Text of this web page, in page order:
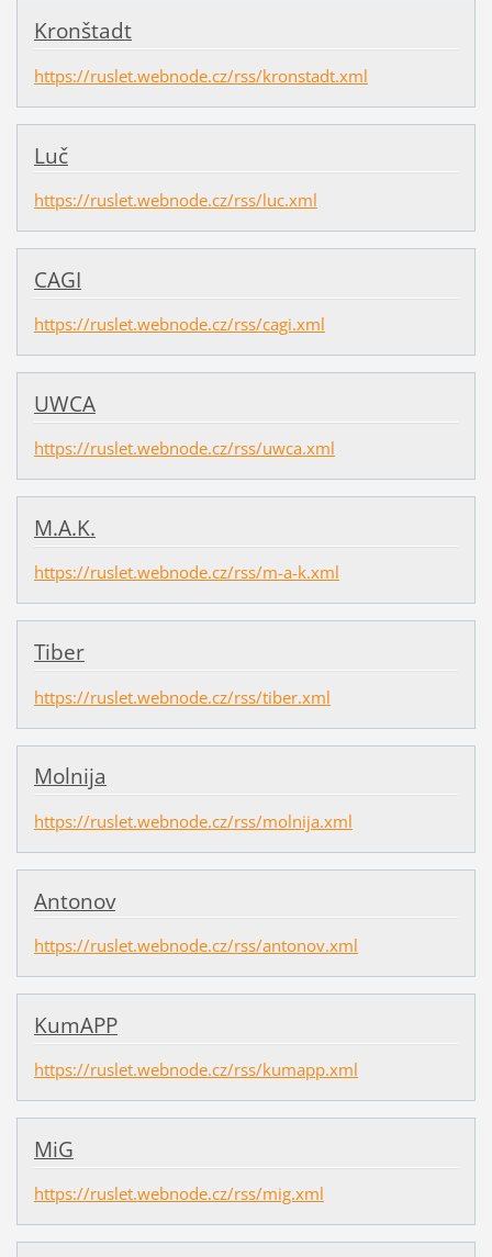
Kronštadt
https://ruslet.webnode.cz/rss/kronstadt.xml
Luč
https://ruslet.webnode.cz/rss/luc.xml
CAGI
https://ruslet.webnode.cz/rss/cagi.xml
UWCA
https://ruslet.webnode.cz/rss/uwca.xml
M.A.K.
https://ruslet.webnode.cz/rss/m-a-k.xml
Tiber
https://ruslet.webnode.cz/rss/tiber.xml
Molnija
https://ruslet.webnode.cz/rss/molnija.xml
Antonov
https://ruslet.webnode.cz/rss/antonov.xml
KumAPP
https://ruslet.webnode.cz/rss/kumapp.xml
MiG
https://ruslet.webnode.cz/rss/mig.xml